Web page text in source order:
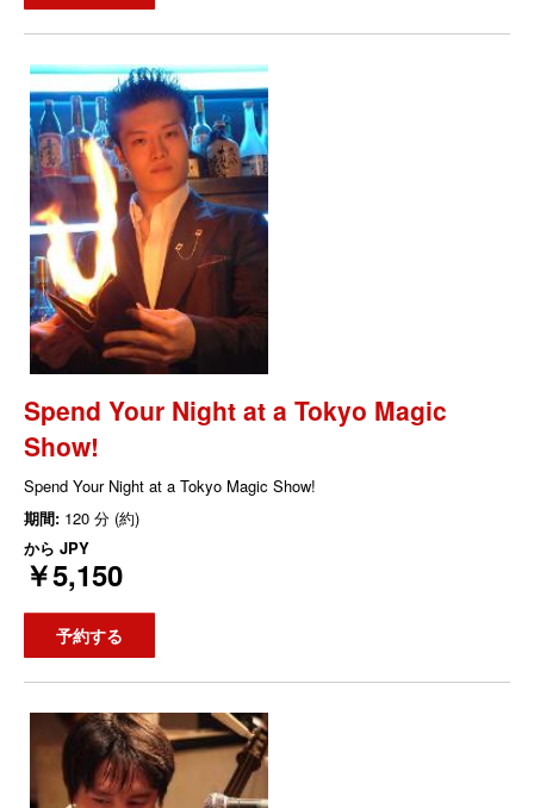
Spend Your Night at a Tokyo Magic
Show!
Spend Your Night at a Tokyo Magic Show!
期間: 120 分 (約)
から JPY
￥5,150
予約する